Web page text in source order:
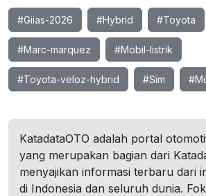
#Giias-2026 #Hybrid #Toyota
#Marc-marquez #Mobil-listrik
#Toyota-veloz-hybrid #Sim
KatadataOTO adalah portal
yang merupakan bagian dari
menyajikan informasi terbaru dari
di Indonesia dan seluruh dunia.